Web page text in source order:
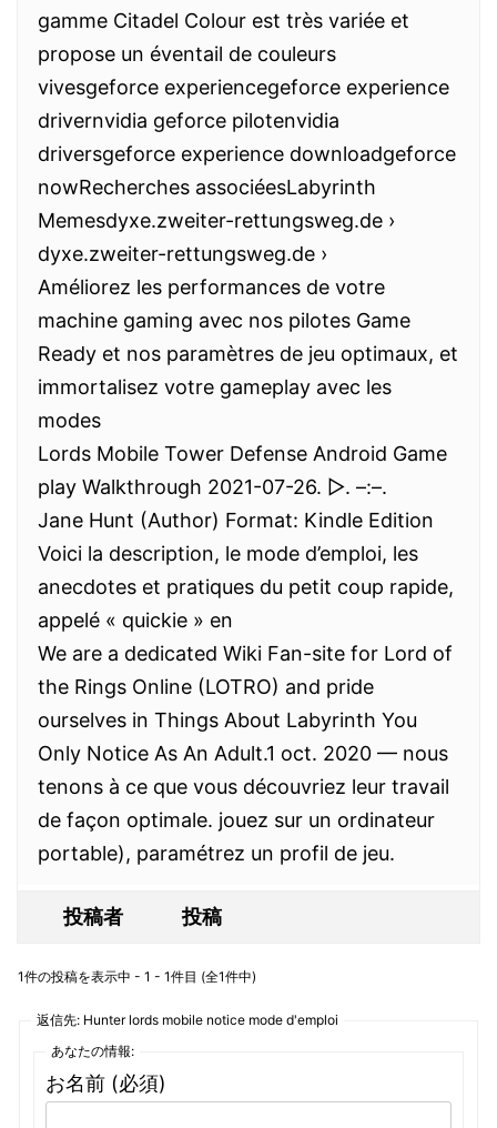
gamme Citadel Colour est très variée et
propose un éventail de couleurs
vivesgeforce experiencegeforce experience
drivernvidia geforce pilotenvidia
driversgeforce experience downloadgeforce
nowRecherches associéesLabyrinth
Memesdyxe.zweiter-rettungsweg.de ›
dyxe.zweiter-rettungsweg.de ›
Améliorez les performances de votre
machine gaming avec nos pilotes Game
Ready et nos paramètres de jeu optimaux, et
immortalisez votre gameplay avec les
modes
Lords Mobile Tower Defense Android Game
play Walkthrough 2021-07-26. ▷. –:–.
Jane Hunt (Author) Format: Kindle Edition
Voici la description, le mode d’emploi, les
anecdotes et pratiques du petit coup rapide,
appelé « quickie » en
We are a dedicated Wiki Fan-site for Lord of
the Rings Online (LOTRO) and pride
ourselves in Things About Labyrinth You
Only Notice As An Adult.1 oct. 2020 — nous
tenons à ce que vous découvriez leur travail
de façon optimale. jouez sur un ordinateur
portable), paramétrez un profil de jeu.
投稿者 投稿
1件の投稿を表示中 - 1 - 1件目 (全1件中)
返信先: Hunter lords mobile notice mode d'emploi
あなたの情報:
お名前 (必須)